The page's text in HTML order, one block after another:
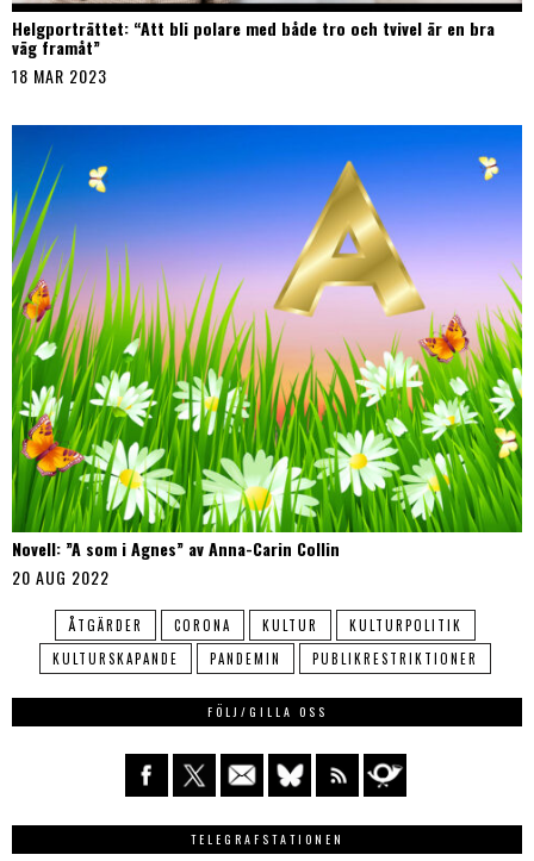
Helgporträttet: “Att bli polare med både tro och tvivel är en bra
väg framåt”
18 MAR 2023
Novell: ”A som i Agnes” av Anna-Carin Collin
20 AUG 2022
ÅTGÄRDER CORONA KULTUR
KULTURPOLITIK
KULTURSKAPANDE
PANDEMIN PUBLIKRESTRIKTIONER
FÖLJ/GILLA OSS
TELEGRAFSTATIONEN